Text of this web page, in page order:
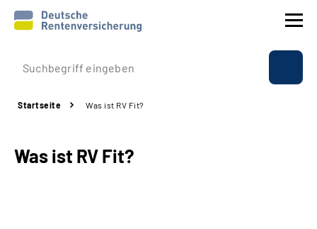
Prävention
Rente
Startseite Was ist RV Fit?
Was ist RV Fit?